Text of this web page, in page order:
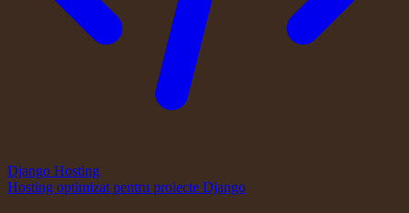
Django Hosting
Hosting optimizat pentru proiecte Django